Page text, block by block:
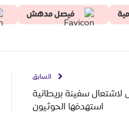
فيصل مدهش
السابق
سفينة بريطانية
استهدفها الحوثيون